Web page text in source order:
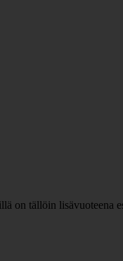
on tällöin lisävuoteena